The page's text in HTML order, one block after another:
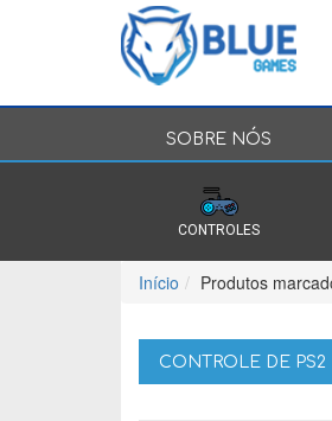
SOBRE NÓS
CONTROLES
Início Produtos
CONTROLE DE PS2